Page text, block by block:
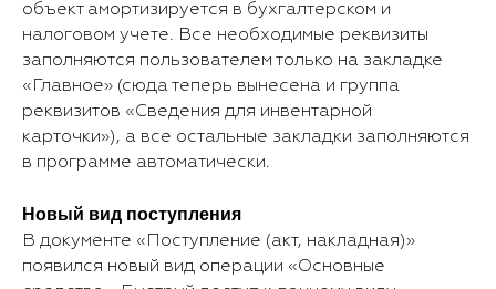
объект амортизируется в бухгалтерском и
налоговом учете. Все необходимые реквизиты
заполняются пользователем только на закладке
«Главное» (сюда теперь вынесена и группа
реквизитов «Сведения для инвентарной
карточки»), а все остальные закладки заполняются
в программе автоматически.
Новый вид поступления
В документе «Поступление (акт, накладная)»
появился новый вид операции «Основные